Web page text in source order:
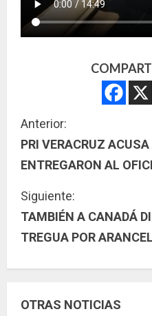
S
i
u
e
l
e
Anterior:
PRI VERACRUZ
ENTREGARON AL
Siguiente:
TAMBIÉN A CANADÁ
TREGUA POR
OTRAS NOTICIAS